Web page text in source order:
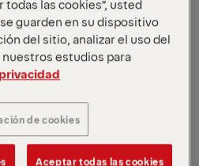
de brazo: 6,9 m y
las tecnologías Epscope y
sistema de giro doble.
seleccionados.
todas las cookies”, usted
guarden en su dispositivo
del sitio, analizar el uso del
estudios para
de cookies
Aceptar todas las cookies